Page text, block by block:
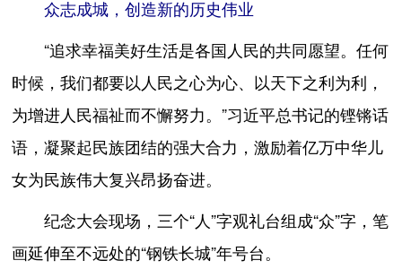
众志成城，创造新的历史伟业
“追求幸福美好生活是各国人民的共同愿望。任何
时候，我们都要以人民之心为心、以天下之利为利，
为增进人民福祉而不懈努力。”习近平总书记的铿锵话
语，凝聚起民族团结的强大合力，激励着亿万中华儿
女为民族伟大复兴昂扬奋进。
纪念大会现场，三个“人”字观礼台组成“众”字，笔
画延伸至不远处的“钢铁长城”年号台。